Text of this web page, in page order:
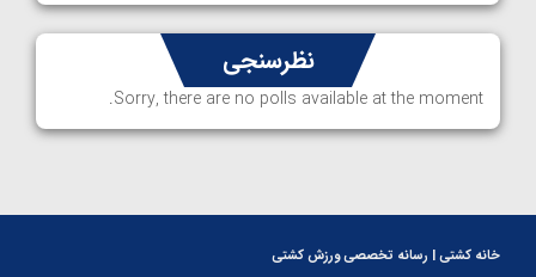
نظرسنجی
Sorry, there are no polls available at the moment.
خانه کشتی | رسانه تخصصی ورزش کشتی